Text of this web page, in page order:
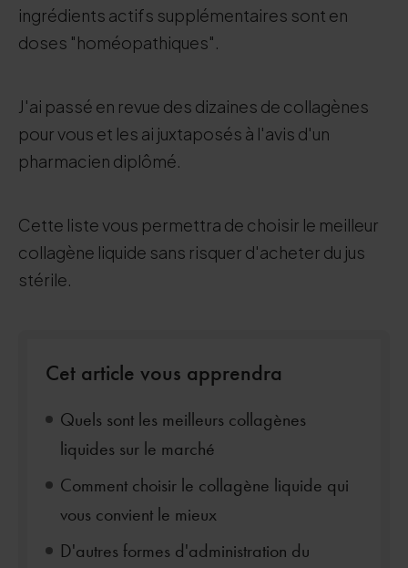
ingrédients actifs supplémentaires sont en
doses "homéopathiques".
J'ai passé en revue des dizaines de collagènes
pour vous et les ai juxtaposés à l'avis d'un
pharmacien diplômé.
Cette liste vous permettra de choisir le meilleur
collagène liquide sans risquer d'acheter du jus
stérile.
Cet article vous apprendra
Quels sont les meilleurs collagènes
liquides sur le marché
Comment choisir le collagène liquide qui
vous convient le mieux
D'autres formes d'administration du